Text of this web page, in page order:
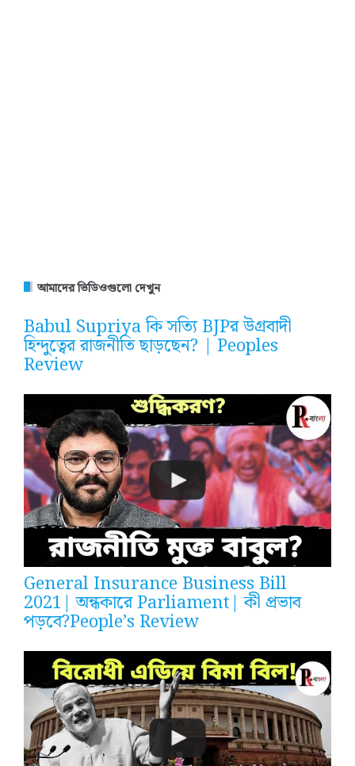
আমাদের ভিডিওগুলো দেখুন
Babul Supriya কি সত্যি BJPর উগ্রবাদী
হিন্দুত্বের রাজনীতি ছাড়ছেন? | Peoples
Review
General Insurance Business Bill
2021| অন্ধকারে Parliament| কী প্রভাব
পড়বে?People’s Review